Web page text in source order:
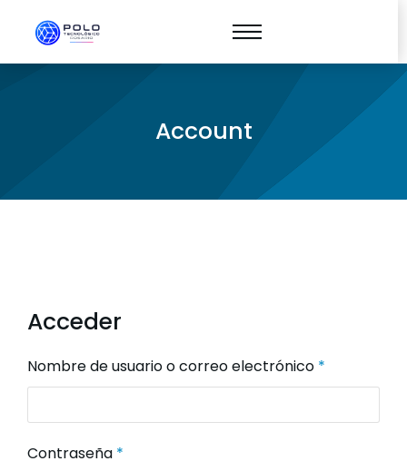
Account
Acceder
Nombre de usuario o correo electrónico *
Contraseña *